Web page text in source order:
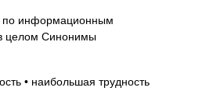
по информационным
целом Синонимы
• наибольшая трудность